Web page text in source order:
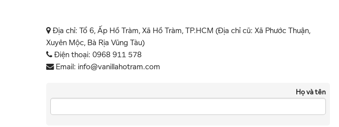
Địa chỉ: Tổ 6, Ấp Hồ Tràm, Xã Hồ Tràm, TP.HCM (Địa chỉ cũ: Xã Phước Thuận,
Xuyên Mộc, Bà Rịa Vũng Tàu)
Điện thoại: 0968 911 578
Email: info@vanillahotram.com
Họ và tên